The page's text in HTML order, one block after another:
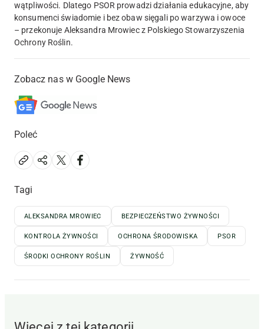
wątpliwości. Dlatego PSOR prowadzi działania edukacyjne, aby
konsumenci świadomie i bez obaw sięgali po warzywa i owoce
– przekonuje Aleksandra Mrowiec z Polskiego Stowarzyszenia
Ochrony Roślin.
Zobacz nas w Google News
Poleć
Tagi
ALEKSANDRA MROWIEC BEZPIECZEŃSTWO ŻYWNOŚCI
KONTROLA ŻYWNOŚCI OCHRONA ŚRODOWISKA PSOR
ŚRODKI OCHRONY ROŚLIN ŻYWNOŚĆ